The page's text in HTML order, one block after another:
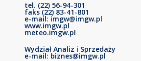
tel. (22) 56-94-301
faks (22) 83-41-801
e-mail: imgw@imgw.pl
www.imgw.pl
meteo.imgw.pl
Wydział Analiz i Sprzedaży
e-mail: biznes@imgw.pl